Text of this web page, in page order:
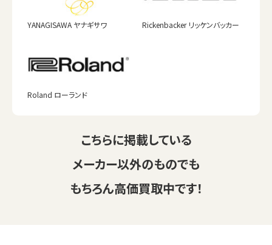
YANAGISAWA ヤナギサワ Rickenbacker リッケンバッカー
Roland ローランド
こちらに掲載している
メーカー以外のものでも
もちろん高価買取中です！